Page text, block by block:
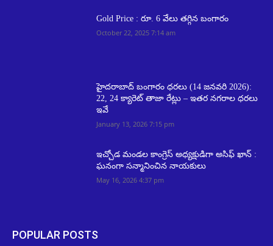
Gold Price : రూ. 6 వేలు త‌గ్గిన బంగారం
October 22, 2025 7:14 am
హైదరాబాద్ బంగారం ధరలు (14 జనవరి 2026):
22, 24 క్యారెట్ తాజా రేట్లు – ఇతర నగరాల ధరలు
ఇవే
January 13, 2026 7:15 pm
ఇచ్చోడ మండల కాంగ్రెస్ అధ్యక్షుడిగా అసిఫ్ ఖాన్ :
ఘనంగా సన్మానించిన నాయకులు
May 16, 2026 4:37 pm
POPULAR POSTS